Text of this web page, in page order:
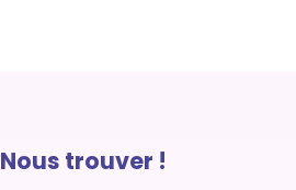
Nous trouver !